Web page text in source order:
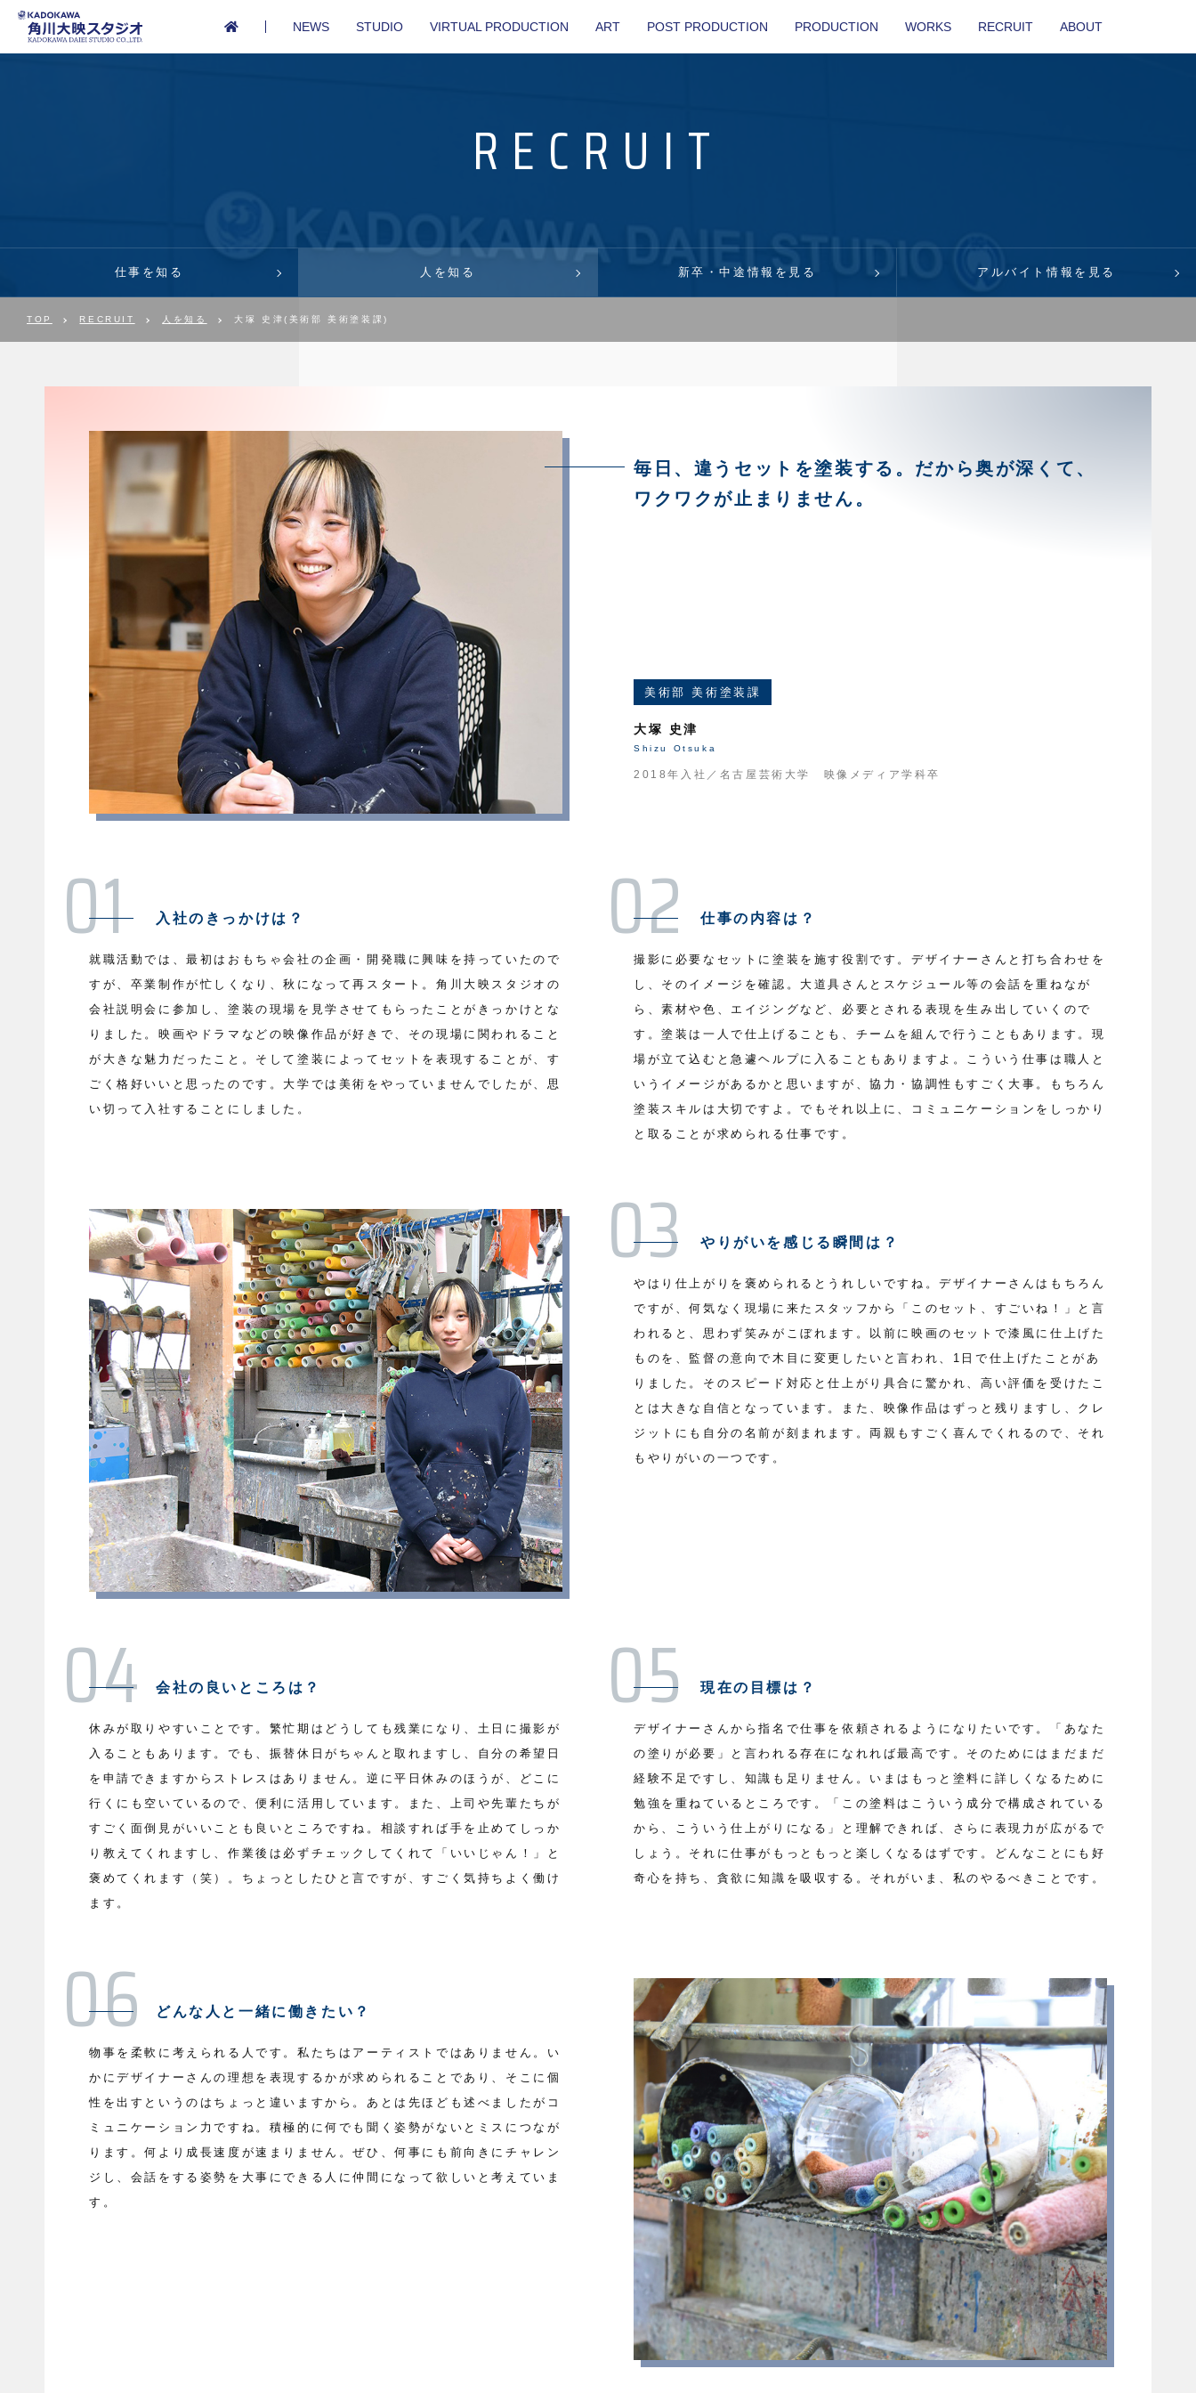
NEWS STUDIO VIRTUAL PRODUCTION ART POST PRODUCTION PRODUCTION WORKS RECRUIT ABOUT
RECRUIT
仕事を知る 人を知る 新卒・中途情報を見る アルバイト情報を見る
TOP RECRUIT 人を知る 大塚 史津(美術部 美術塗装課)
毎日、違うセットを塗装する。だから奥が深くて、
ワクワクが止まりません。
美術部 美術塗装課
大塚 史津
Shizu Otsuka
2018年入社／ 名古屋芸術大学 映像メディア学科卒
入社のきっかけは？
就職活動では、最初はおもちゃ会社の企画・開発職に興味を持っていたので
すが、卒業制作が忙しくなり、秋になって再スタート。角川大映スタジオの
会社説明会に参加し、塗装の現場を見学させてもらったことがきっかけとな
りました。映画やドラマなどの映像作品が好きで、その現場に関われること
が大きな魅力だったこと。そして塗装によってセットを表現することが、す
ごく格好いいと思ったのです。大学では美術をやっていませんでしたが、思
い切って入社することにしました。
仕事の内容は？
撮影に必要なセットに塗装を施す役割です。デザイナーさんと打ち合わせを
し、そのイメージを確認。大道具さんとスケジュール等の会話を重ねなが
ら、素材や色、エイジングなど、必要とされる表現を生み出していくので
す。塗装は一人で仕上げることも、チームを組んで行うこともあります。現
場が立て込むと急遽ヘルプに入ることもありますよ。こういう仕事は職人と
いうイメージがあるかと思いますが、協力・協調性もすごく大事。もちろん
塗装スキルは大切ですよ。でもそれ以上に、コミュニケーションをしっかり
と取ることが求められる仕事です。
やりがいを感じる瞬間は？
やはり仕上がりを褒められるとうれしいですね。デザイナーさんはもちろん
ですが、何気なく現場に来たスタッフから「このセット、すごいね！」と言
われると、思わず笑みがこぼれます。以前に映画のセットで漆風に仕上げた
ものを、監督の意向で木目に変更したいと言われ、1日で仕上げたことがあ
りました。そのスピード対応と仕上がり具合に驚かれ、高い評価を受けたこ
とは大きな自信となっています。また、映像作品はずっと残りますし、クレ
ジットにも自分の名前が刻まれます。両親もすごく喜んでくれるので、それ
もやりがいの一つです。
会社の良いところは？
休みが取りやすいことです。繁忙期はどうしても残業になり、土日に撮影が
入ることもあります。でも、振替休日がちゃんと取れますし、自分の希望日
を申請できますからストレスはありません。逆に平日休みのほうが、どこに
行くにも空いているので、便利に活用しています。また、上司や先輩たちが
すごく面倒見がいいことも良いところですね。相談すれば手を止めてしっか
り教えてくれますし、作業後は必ずチェックしてくれて「いいじゃん！」と
褒めてくれます（笑）。ちょっとしたひと言ですが、すごく気持ちよく働け
ます。
現在の目標は？
デザイナーさんから指名で仕事を依頼されるようになりたいです。「あなた
の塗りが必要」と言われる存在になれれば最高です。そのためにはまだまだ
経験不足ですし、知識も足りません。いまはもっと塗料に詳しくなるために
勉強を重ねているところです。「この塗料はこういう成分で構成されている
から、こういう仕上がりになる」と理解できれば、さらに表現力が広がるで
しょう。それに仕事がもっともっと楽しくなるはずです。どんなことにも好
奇心を持ち、貪欲に知識を吸収する。それがいま、私のやるべきことです。
どんな人と一緒に働きたい？
物事を柔軟に考えられる人です。私たちはアーティストではありません。い
かにデザイナーさんの理想を表現するかが求められることであり、そこに個
性を出すというのはちょっと違いますから。あとは先ほども述べましたがコ
ミュニケーション力ですね。積極的に何でも聞く姿勢がないとミスにつなが
ります。何より成長速度が速まりません。ぜひ、何事にも前向きにチャレン
ジし、会話をする姿勢を大事にできる人に仲間になって欲しいと考えていま
す。